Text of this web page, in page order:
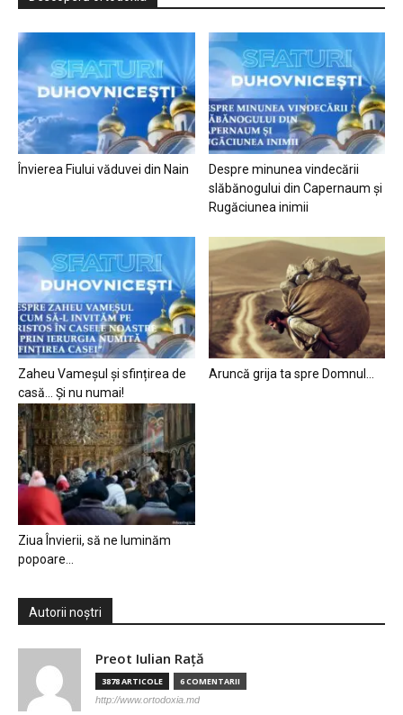
Învierea Fiului văduvei din Nain
Despre minunea vindecării
slăbănogului din Capernaum și
Rugăciunea inimii
Zaheu Vameșul și sfințirea de
casă… Și nu numai!
Aruncă grija ta spre Domnul…
Ziua Învierii, să ne luminăm
popoare…
Autorii noștri
Preot Iulian Raţă
3878 ARTICOLE 6 COMENTARII
http://www.ortodoxia.md